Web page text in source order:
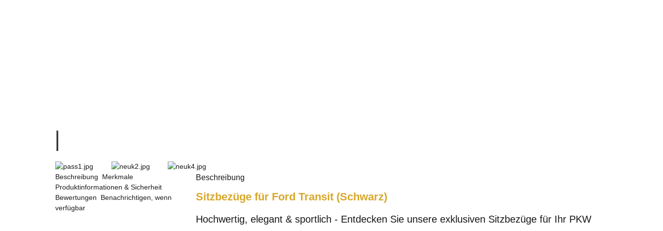
Beschreibung
Merkmale
Produktinformationen & Sicherheit
Bewertungen
Benachrichtigen, wenn
verfügbar
Beschreibung
Sitzbezüge für Ford Transit (Schwarz)
Hochwertig, elegant & sportlich - Entdecken Sie unsere exklusiven Sitzbezüge für Ihr PKW